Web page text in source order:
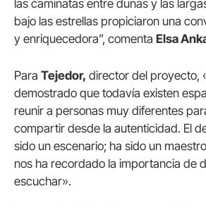
las caminatas entre dunas y las
bajo las estrellas propiciaron una
y enriquecedora”, comenta Elsa
Para Tejedor, director del proyecto,
demostrado que todavía existen
reunir a personas muy diferentes
compartir desde la autenticidad. El
sido un escenario; ha sido un
nos ha recordado la importancia de
escuchar».